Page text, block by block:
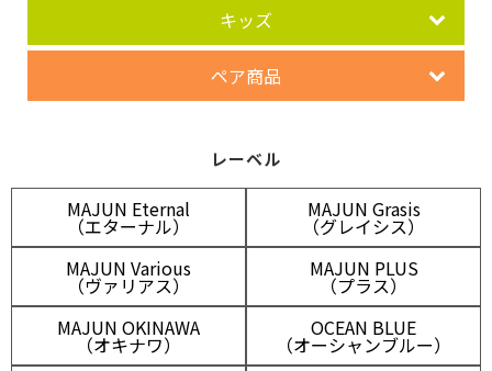
キッズ
ペア商品
レーベル
MAJUN Eternal
（エターナル）
MAJUN Grasis
（グレイシス）
MAJUN Various
（ヴァリアス）
MAJUN PLUS
（プラス）
MAJUN OKINAWA
（オキナワ）
OCEAN BLUE
（オーシャンブルー）